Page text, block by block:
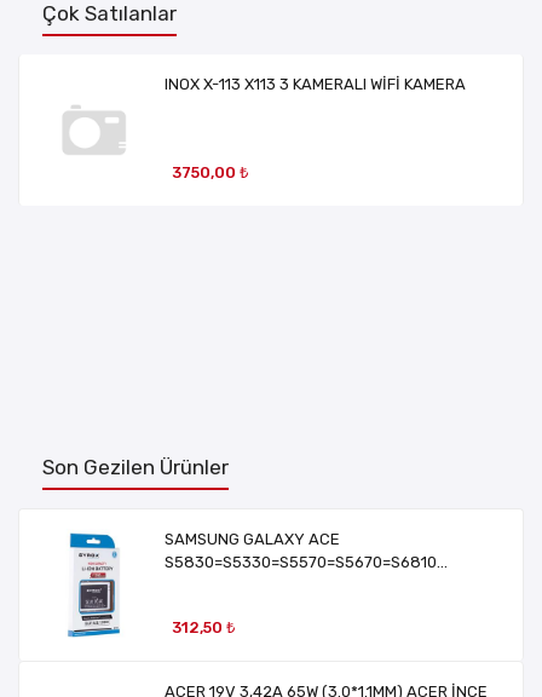
Çok Satılanlar
INOX X-113 X113 3 KAMERALI WİFİ KAMERA
3750,00 ₺
Son Gezilen Ürünler
SAMSUNG GALAXY ACE
S5830=S5330=S5570=S5670=S6810
312,50 ₺
ACER 19V 3,42A 65W (3.0*1.1MM) ACER İNCE